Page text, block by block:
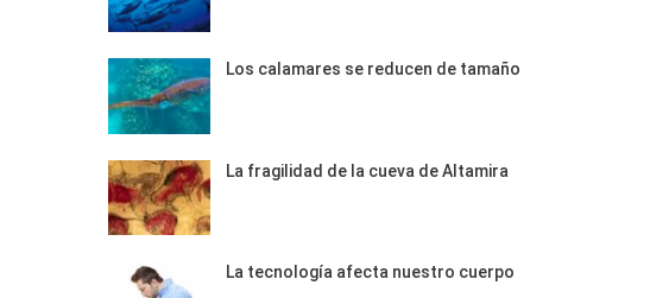
Los calamares se reducen de tamaño
La fragilidad de la cueva de Altamira
La tecnología afecta nuestro cuerpo